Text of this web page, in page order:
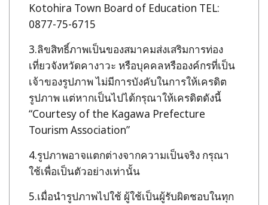
Kotohira Town Board of Education TEL:
0877-75-6715
ลิขสิทธิ์ภาพเป็นของสมาคมส่งเสริมการท่อง
เที่ยวจังหวัดคางาวะ หรือบุคคลหรือองค์กรที่เป็น
เจ้าของรูปภาพ ไม่มีการบังคับในการให้เครดิต
รูปภาพ แต่หากเป็นไปได้กรุณาให้เครดิตดังนี้
“Courtesy of the Kagawa Prefecture
Tourism Association”
รูปภาพอาจแตกต่างจากความเป็นจริง กรุณา
ใช้เพื่อเป็นตัวอย่างเท่านั้น
เมื่อนำรูปภาพไปใช้ ผู้ใช้เป็นผู้รับผิดชอบในทุก